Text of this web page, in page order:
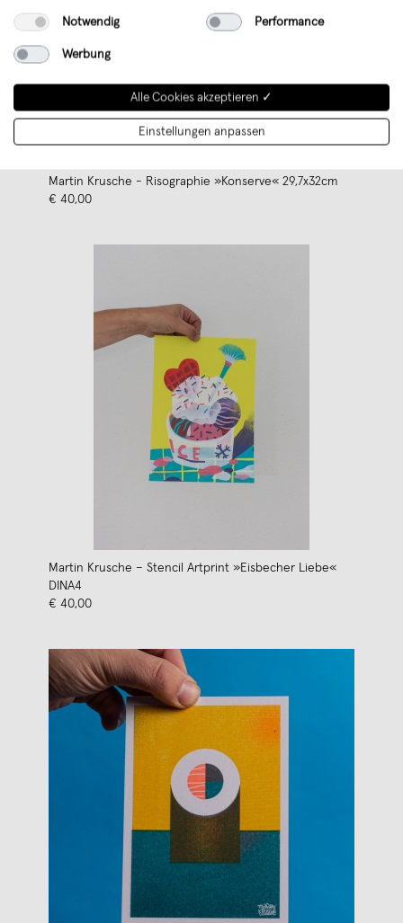
Martin Krusche - Risographie »Konserve« 29,7x32cm
€ 40,00
Martin Krusche – Stencil Artprint »Eisbecher Liebe«
DINA4
€ 40,00
Notwendig Performance
Werbung
Alle Cookies akzeptieren ✓
Einstellungen anpassen